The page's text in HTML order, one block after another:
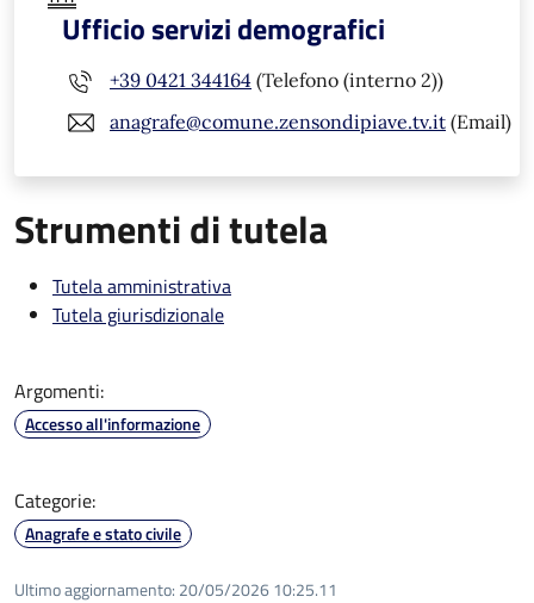
Ufficio servizi demografici
+39 0421 344164 (Telefono (interno 2))
anagrafe@comune.zensondipiave.tv.it (Email)
Strumenti di tutela
Tutela amministrativa
Tutela giurisdizionale
Argomenti:
Accesso all'informazione
Categorie:
Anagrafe e stato civile
Ultimo aggiornamento: 20/05/2026 10:25.11